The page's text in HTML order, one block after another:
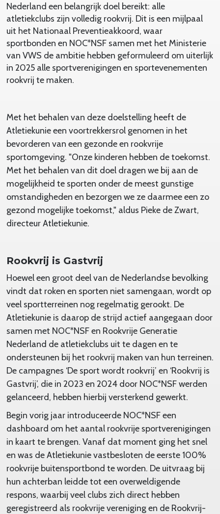
Nederland een belangrijk doel bereikt: alle
atletiekclubs zijn volledig rookvrij. Dit is een mijlpaal
uit het Nationaal Preventieakkoord, waar
sportbonden en NOC*NSF samen met het Ministerie
van VWS de ambitie hebben geformuleerd om uiterlijk
in 2025 alle sportverenigingen en sportevenementen
rookvrij te maken.
Met het behalen van deze doelstelling heeft de
Atletiekunie een voortrekkersrol genomen in het
bevorderen van een gezonde en rookvrije
sportomgeving. "Onze kinderen hebben de toekomst.
Met het behalen van dit doel dragen we bij aan de
mogelijkheid te sporten onder de meest gunstige
omstandigheden en bezorgen we ze daarmee een zo
gezond mogelijke toekomst," aldus Pieke de Zwart,
directeur Atletiekunie.
Rookvrij is Gastvrij
Hoewel een groot deel van de Nederlandse bevolking
vindt dat roken en sporten niet samengaan, wordt op
veel sportterreinen nog regelmatig gerookt. De
Atletiekunie is daarop de strijd actief aangegaan door
samen met NOC*NSF en Rookvrije Generatie
Nederland de atletiekclubs uit te dagen en te
ondersteunen bij het rookvrij maken van hun terreinen.
De campagnes ‘De sport wordt rookvrij’ en ‘Rookvrij is
Gastvrij’, die in 2023 en 2024 door NOC*NSF werden
gelanceerd, hebben hierbij versterkend gewerkt.
Begin vorig jaar introduceerde NOC*NSF een
dashboard om het aantal rookvrije sportverenigingen
in kaart te brengen. Vanaf dat moment ging het snel
en was de Atletiekunie vastbesloten de eerste 100%
rookvrije buitensportbond te worden. De uitvraag bij
hun achterban leidde tot een overweldigende
respons, waarbij veel clubs zich direct hebben
geregistreerd als rookvrije vereniging en de Rookvrij-